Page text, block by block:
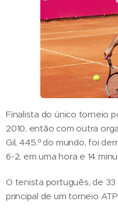
Finalista do único torneio
2010, então com outra
Gil, 445.º do mundo, foi
6-2, em uma hora e 14
O tenista português, de
principal de um torneio